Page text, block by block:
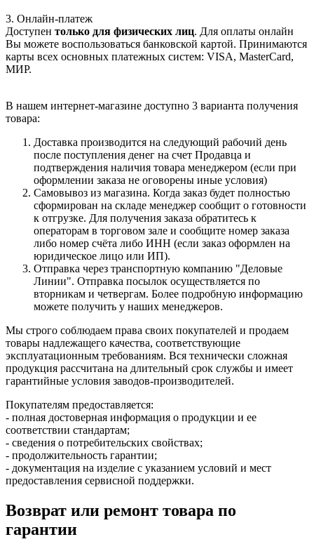
3. Онлайн-платеж
Доступен только для физических лиц. Для оплаты онлайн
Вы можете воспользоваться банковской картой. Принимаются
карты всех основных платежных систем: VISA, MasterCard,
МИР.
В нашем интернет-магазине доступно 3 варианта получения
товара:
Доставка производится на следующий рабочий день
после поступления денег на счет Продавца и
подтверждения наличия товара менеджером (если при
оформлении заказа не оговорены иные условия)
Самовывоз из магазина. Когда заказ будет полностью
сформирован на складе менеджер сообщит о готовности
к отгрузке. Для получения заказа обратитесь к
операторам в торговом зале и сообщите номер заказа
либо номер счёта либо ИНН (если заказ оформлен на
юридическое лицо или ИП).
Отправка через транспортную компанию "Деловые
Линии". Отправка посылок осуществляется по
вторникам и четвергам. Более подробную информацию
можете получить у наших менеджеров.
Мы строго соблюдаем права своих покупателей и продаем
товары надлежащего качества, соответствующие
эксплуатационным требованиям. Вся технически сложная
продукция рассчитана на длительный срок службы и имеет
гарантийные условия заводов-производителей.
Покупателям предоставляется:
- полная достоверная информация о продукции и ее
соответствии стандартам;
- сведения о потребительских свойствах;
- продолжительность гарантии;
- документация на изделие с указанием условий и мест
предоставления сервисной поддержки.
Возврат или ремонт товара по
гарантии